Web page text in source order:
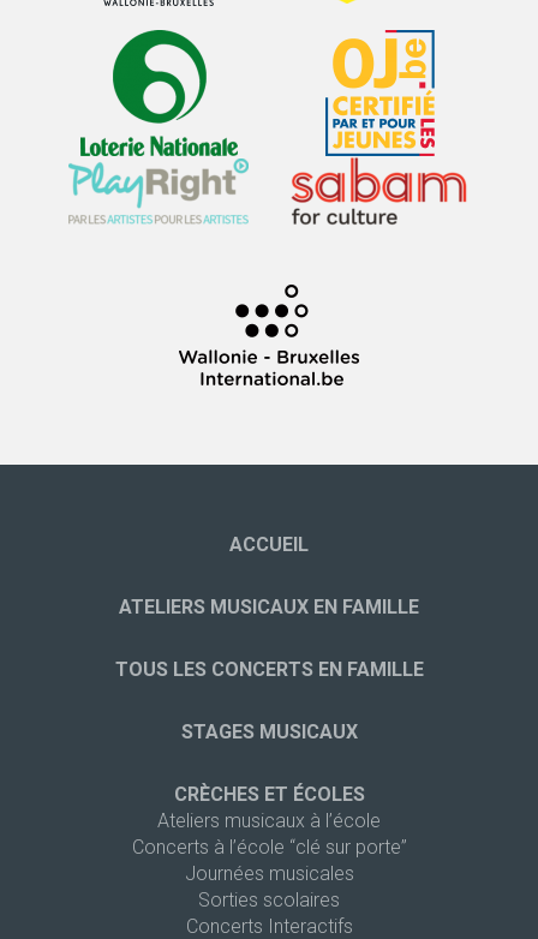
ACCUEIL
ATELIERS MUSICAUX EN FAMILLE
TOUS LES CONCERTS EN FAMILLE
STAGES MUSICAUX
CRÈCHES ET ÉCOLES
Ateliers musicaux à l’école
Concerts à l’école “clé sur porte”
Journées musicales
Sorties scolaires
Concerts Interactifs